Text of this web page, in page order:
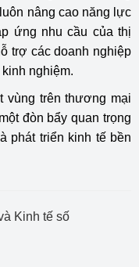
nâng cao năng lực
ứng nhu cầu của thị
trợ các doanh nghiệp
nghiệm.
trên thương mại
đòn bẩy quan trọng
phát triển kinh tế bền
Kinh tế số